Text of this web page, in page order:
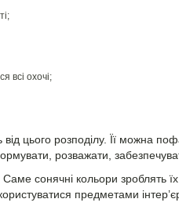
всі охочі;
від цього розподілу. Її можна
розважати,
сонячні кольори зроблять
предметами